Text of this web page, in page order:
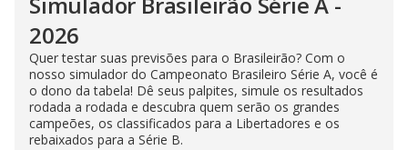
2026
Quer testar suas previsões para o Brasileirão? Com o
nosso simulador do Campeonato Brasileiro Série A, você é
o dono da tabela! Dê seus palpites, simule os resultados
rodada a rodada e descubra quem serão os grandes
campeões, os classificados para a Libertadores e os
rebaixados para a Série B.